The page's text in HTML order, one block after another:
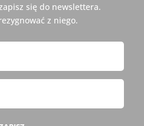
się do newslettera.
z niego.